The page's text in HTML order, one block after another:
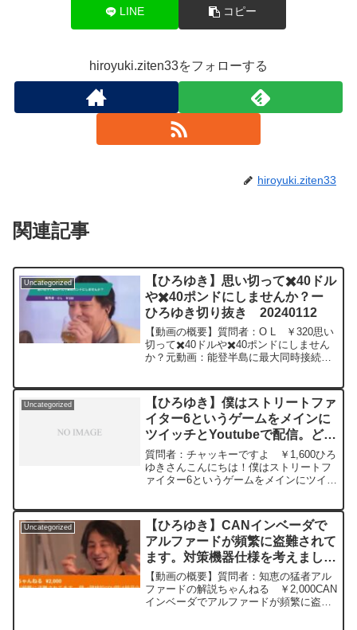
LINE コピー
hiroyuki.ziten33をフォローする
hiroyuki.ziten33
関連記事
Uncategorized
【ひろゆき】思い切って✖️40ドル
や✖️40ポンドにしませんか？ー
ひろゆき切り抜き 20240112
【動画の概要】質問者：O L ￥320思い
切って✖️40ドルや✖️40ポンドにしません
か？元動画：能登半島に最大同時接続
V23 ひろゆきさんの動画で...
Uncategorized
【ひろゆき】僕はストリートファ
イター6というゲームをメインに
ツイッチとYoutubeで配信。どう
すればもっと有名になれるでしょ
うか？ー ひろゆき切り抜き
20240516
質問者：チャッキーですよ ￥1,600ひろ
ゆきさんこんにちは！僕はストリートフ
ァイター6というゲームをメインにツイッ
です。どうすればもっと有名になれるで
しょうか...
Uncategorized
【ひろゆき】CANインベーダで
アルファードが頻繁に盗難されて
ます。対策機器仕様を考えまし
た。 FPGAを使えば私一人で1か
月あれば設計できそうです。 売
れますかね？ー ひろゆき切り抜
【動画の概要】質問者：知恵の猛者アル
ファードの解説ちゃんねる ￥2,000CAN
インベーダでアルファードが頻繁に盗難